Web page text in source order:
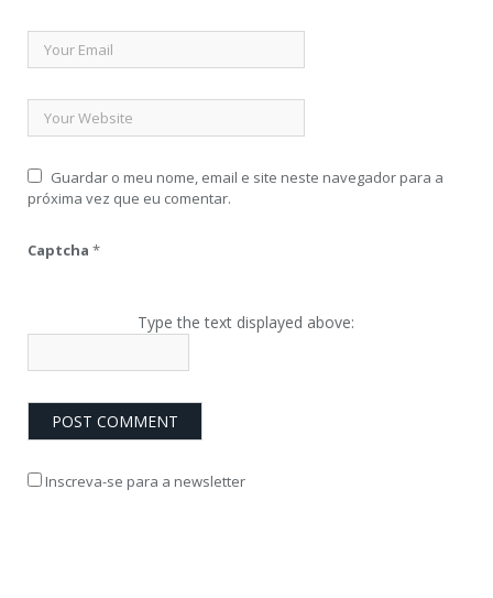
Guardar o meu nome, email e site neste navegador para a
próxima vez que eu comentar.
Captcha *
Type the text displayed above:
Inscreva-se para a newsletter